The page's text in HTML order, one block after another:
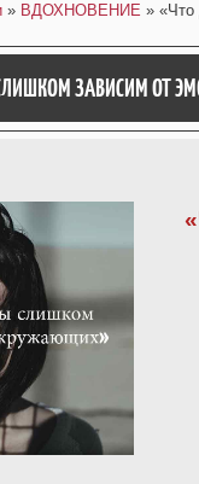
» ВДОХНОВЕНИЕ » «Что
ЗАВИСИМ ОТ